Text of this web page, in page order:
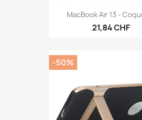
MacBook Air 13 -
21,84 CHF
-50%